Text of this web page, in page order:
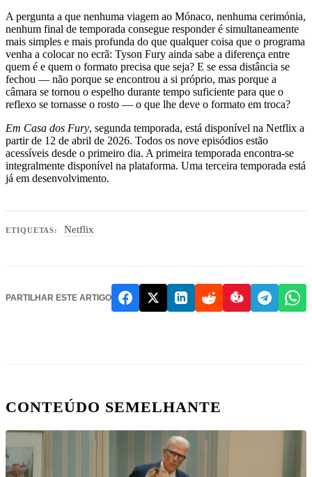
A pergunta a que nenhuma viagem ao Mónaco, nenhuma cerimónia,
nenhum final de temporada consegue responder é simultaneamente
mais simples e mais profunda do que qualquer coisa que o programa
venha a colocar no ecrã: Tyson Fury ainda sabe a diferença entre
quem é e quem o formato precisa que seja? E se essa distância se
fechou — não porque se encontrou a si próprio, mas porque a
câmara se tornou o espelho durante tempo suficiente para que o
reflexo se tornasse o rosto — o que lhe deve o formato em troca?
Em Casa dos Fury, segunda temporada, está disponível na Netflix a
partir de 12 de abril de 2026. Todos os nove episódios estão
acessíveis desde o primeiro dia. A primeira temporada encontra-se
integralmente disponível na plataforma. Uma terceira temporada está
já em desenvolvimento.
ETIQUETAS: Netflix
PARTILHAR ESTE ARTIGO
CONTEÚDO SEMELHANTE